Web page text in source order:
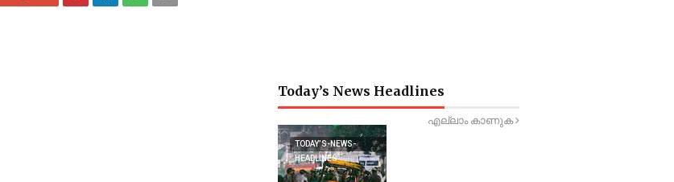
Today’s News Headlines
എല്ലാം കാണുക
TODAY’S-NEWS-
HEADLINES